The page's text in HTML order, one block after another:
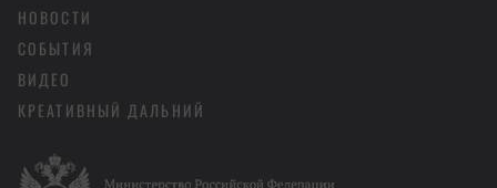
НОВОСТИ
СОБЫТИЯ
ВИДЕО
КРЕАТИВНЫЙ ДАЛЬНИЙ